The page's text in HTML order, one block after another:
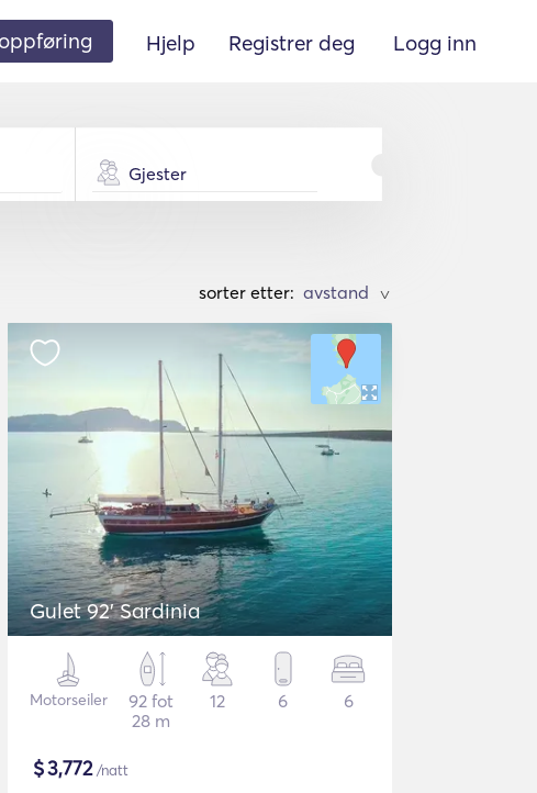
Hjelp Registrer deg Logg inn
Gjester
sorter etter: >
Gulet 92' Sardinia
Motorseiler
92 fot
28 m
12 6 6
$3,772/natt